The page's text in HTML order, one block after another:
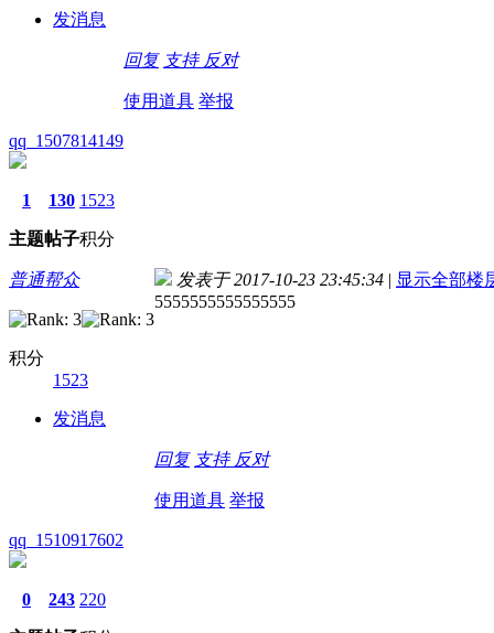
发消息
回复 支持 反对
使用道具 举报
qq_1507814149
1
主题
130
帖子
1523
积分
普通帮众
积分
1523
发消息
发表于 2017-10-23 23:45:34 | 显示全部楼
5555555555555555
回复 支持 反对
使用道具 举报
qq_1510917602
0 243 220